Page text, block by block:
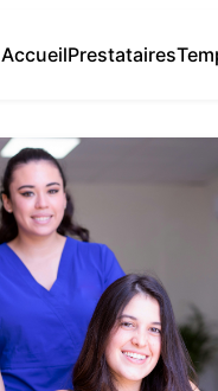
AccueilPrestataires